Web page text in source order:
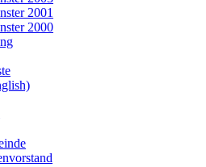
2001
2000